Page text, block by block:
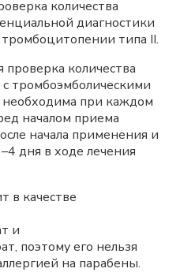
количества
диагностики
типа II.
проверка количества
тромбоэмболическими
при каждом
началом приема
начала применения и
дня в ходе лечения
в качестве
и
поэтому его нельзя
на парабены.